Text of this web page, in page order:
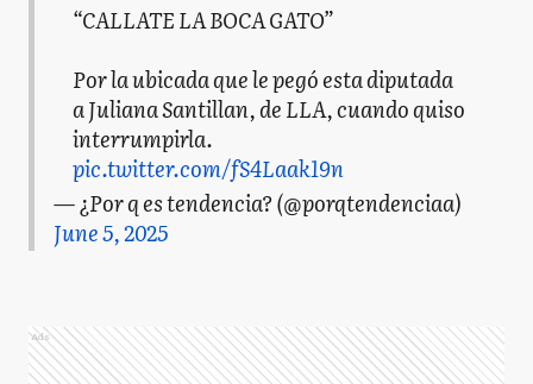
“CALLATE LA BOCA GATO”
Por la ubicada que le pegó esta diputada
a Juliana Santillan, de LLA, cuando quiso
interrumpirla.
pic.twitter.com/fS4Laak19n
— ¿Por q es tendencia? (@porqtendenciaa)
June 5, 2025
Ads